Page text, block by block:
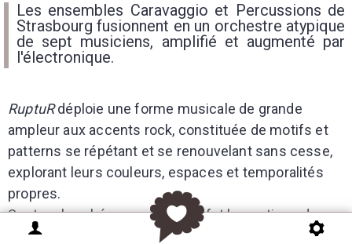
Les ensembles Caravaggio et Percussions de
Strasbourg fusionnent en un orchestre atypique
de sept musiciens, amplifié et augmenté par
l'électronique.
RuptuRdéploie une forme musicale de grande
ampleur aux accents rock, constituée de motifs et
patterns se répétant et se renouvelant sans cesse,
explorant leurs couleurs, espaces et temporalités
propres.
Sont recherchés aussi bien l'effet hypnotique de
répétition, qu'une ascension progressive et une